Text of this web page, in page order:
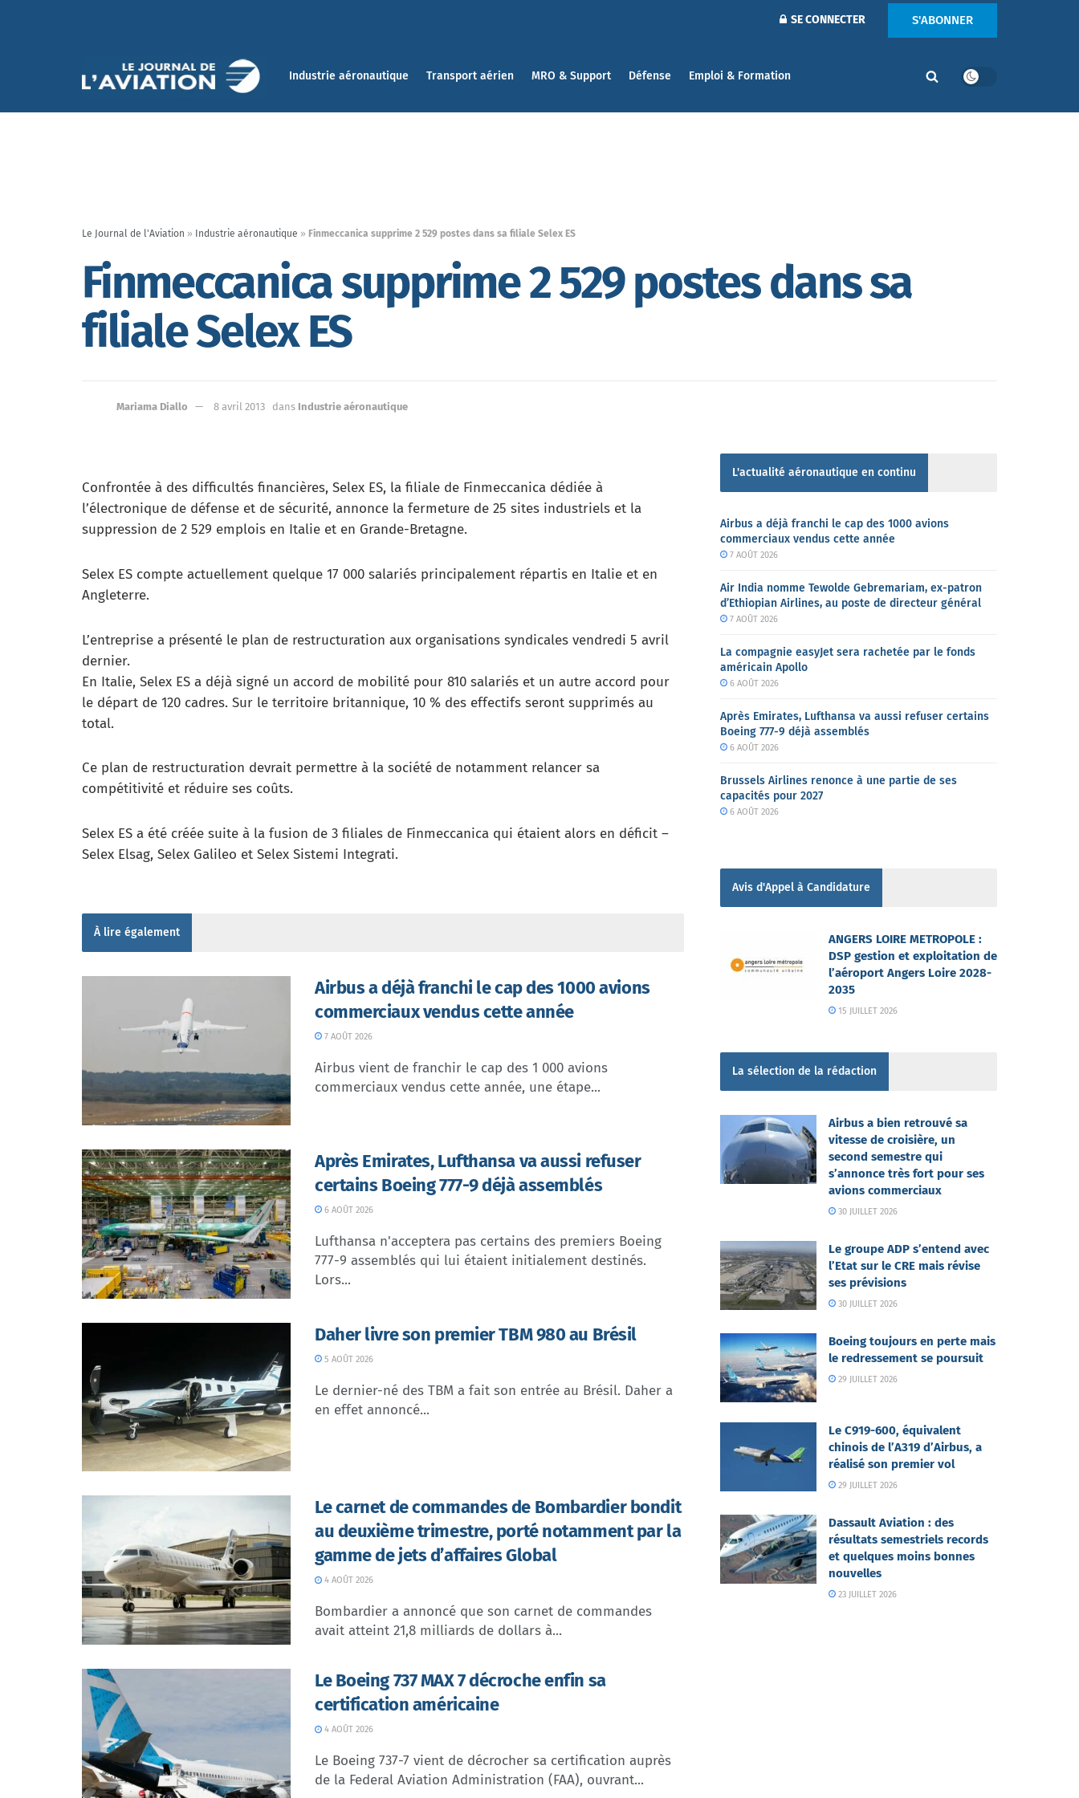
SE CONNECTER S'ABONNER
Industrie aéronautique Transport aérien MRO & Support Défense Emploi & Formation
Le Journal de l'Aviation » Industrie aéronautique » Finmeccanica supprime 2 529 postes dans sa filiale Selex ES
Finmeccanica supprime 2 529 postes dans sa
filiale Selex ES
Mariama Diallo 8 avril 2013 dans Industrie aéronautique
Confrontée à des difficultés financières, Selex ES, la filiale de Finmeccanica dédiée à
l’électronique de défense et de sécurité, annonce la fermeture de 25 sites industriels et la
suppression de 2 529 emplois en Italie et en Grande-Bretagne.
Selex ES compte actuellement quelque 17 000 salariés principalement répartis en Italie et en
Angleterre.
L’entreprise a présenté le plan de restructuration aux organisations syndicales vendredi 5 avril
dernier.
En Italie, Selex ES a déjà signé un accord de mobilité pour 810 salariés et un autre accord pour
le départ de 120 cadres. Sur le territoire britannique, 10 % des effectifs seront supprimés au
total.
Ce plan de restructuration devrait permettre à la société de notamment relancer sa
compétitivité et réduire ses coûts.
Selex ES a été créée suite à la fusion de 3 filiales de Finmeccanica qui étaient alors en déficit –
Selex Elsag, Selex Galileo et Selex Sistemi Integrati.
À lire également
Airbus a déjà franchi le cap des 1000 avions
commerciaux vendus cette année
7 AOÛT 2026
Airbus vient de franchir le cap des 1 000 avions
commerciaux vendus cette année, une étape...
Après Emirates, Lufthansa va aussi refuser
certains Boeing 777-9 déjà assemblés
6 AOÛT 2026
Lufthansa n'acceptera pas certains des premiers Boeing
777-9 assemblés qui lui étaient initialement destinés.
Lors...
Daher livre son premier TBM 980 au Brésil
5 AOÛT 2026
Le dernier-né des TBM a fait son entrée au Brésil. Daher a
en effet annoncé...
Le carnet de commandes de Bombardier bondit
au deuxième trimestre, porté notamment par la
gamme de jets d’affaires Global
4 AOÛT 2026
Bombardier a annoncé que son carnet de commandes
avait atteint 21,8 milliards de dollars à...
Le Boeing 737 MAX 7 décroche enfin sa
certification américaine
4 AOÛT 2026
Le Boeing 737-7 vient de décrocher sa certification auprès
de la Federal Aviation Administration (FAA), ouvrant...
L'actualité aéronautique en continu
Airbus a déjà franchi le cap des 1000 avions
commerciaux vendus cette année
7 AOÛT 2026
Air India nomme Tewolde Gebremariam, ex-patron
d’Ethiopian Airlines, au poste de directeur général
7 AOÛT 2026
La compagnie easyJet sera rachetée par le fonds
américain Apollo
6 AOÛT 2026
Après Emirates, Lufthansa va aussi refuser certains
Boeing 777-9 déjà assemblés
6 AOÛT 2026
Brussels Airlines renonce à une partie de ses
capacités pour 2027
6 AOÛT 2026
Avis d'Appel à Candidature
ANGERS LOIRE METROPOLE :
DSP gestion et exploitation de
l’aéroport Angers Loire 2028-
2035
15 JUILLET 2026
La sélection de la rédaction
Airbus a bien retrouvé sa
vitesse de croisière, un
second semestre qui
s’annonce très fort pour ses
avions commerciaux
30 JUILLET 2026
Le groupe ADP s’entend avec
l’Etat sur le CRE mais révise
ses prévisions
30 JUILLET 2026
Boeing toujours en perte mais
le redressement se poursuit
29 JUILLET 2026
Le C919-600, équivalent
chinois de l’A319 d’Airbus, a
réalisé son premier vol
29 JUILLET 2026
Dassault Aviation : des
résultats semestriels records
et quelques moins bonnes
nouvelles
23 JUILLET 2026